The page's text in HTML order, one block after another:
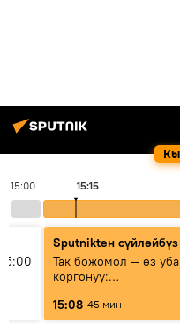
15:00 15:15
Sputnikteн сүйлөйбүз
Так божомол — өз
коргонуу:
кантип өркүндөтүлүүдө
15:08 45 мин